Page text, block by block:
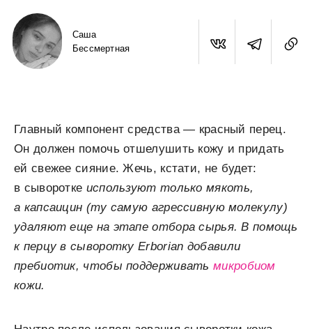
Саша
Бессмертная
Главный компонент средства — красный перец.
Он должен помочь отшелушить кожу и придать
ей свежее сияние. Жечь, кстати, не будет:
в сыворотке используют только мякоть,
а капсаицин (ту самую агрессивную молекулу)
удаляют еще на этапе отбора сырья. В помощь
к перцу в сыворотку Erborian добавили
пребиотик, чтобы поддерживать микробиом
кожи.